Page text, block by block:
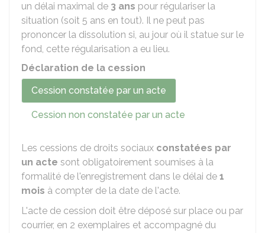
un délai maximal de 3 ans pour régulariser la
situation (soit 5 ans en tout). Il ne peut pas
prononcer la dissolution si, au jour où il statue sur le
fond, cette régularisation a eu lieu.
Déclaration de la cession
Cession constatée par un acte
Cession non constatée par un acte
Les cessions de droits sociaux constatées par
un acte sont obligatoirement soumises à la
formalité de l'enregistrement dans le délai de 1
mois à compter de la date de l'acte.
L'acte de cession doit être déposé sur place ou par
courrier, en 2 exemplaires et accompagné du